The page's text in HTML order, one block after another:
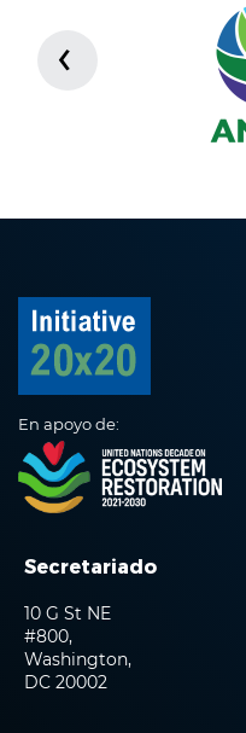
‹
En apoyo de:
Secretariado
10 G St NE
#800,
Washington,
DC 20002